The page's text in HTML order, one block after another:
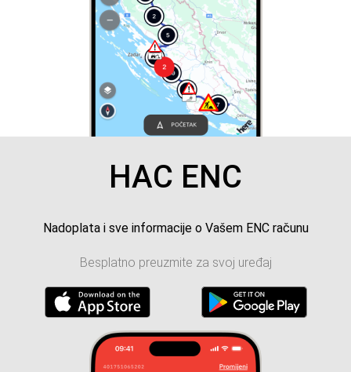
HAC ENC
Nadoplata i sve informacije o Vašem ENC računu
Besplatno preuzmite za svoj uređaj